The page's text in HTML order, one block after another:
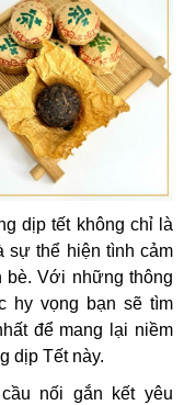
dịp tết không chỉ là
sự thể hiện tình cảm
Với những thông
hy vọng bạn sẽ tìm
để mang lại niềm
dịp Tết này.
nối gắn kết yêu